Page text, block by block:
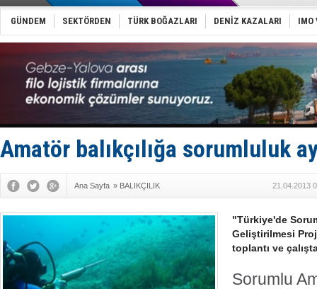
Med
Tekne, su
Dışişleri
Depo ve
SES
Kargıcak
İstanbul:
GÜNDEM SEKTÖRDEN TÜRK BOĞAZLARI DENİZ KAZALARI IMO
Amatör balıkçılığa sorumluluk
Ana Sayfa » BALIKÇILIK 21.04.2013
"Türkiye'de
Geliştirilmesi
toplantı ve
Sorumlu